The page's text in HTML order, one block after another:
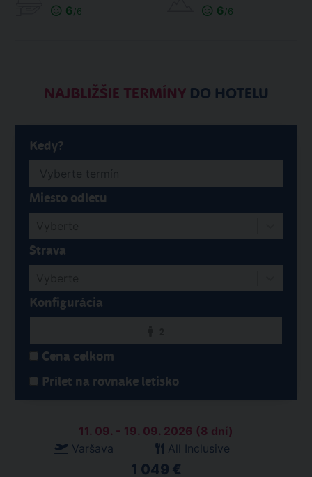
6/6 6/6
NAJBLIŽŠIE TERMÍNYDO HOTELU
Kedy?
Miesto odletu
Strava
Konfigurácia
Cena celkom
Prílet na rovnake letisko
11. 09. - 19. 09. 2026 (8 dní)
Varšava
All Inclusive
1 049 €